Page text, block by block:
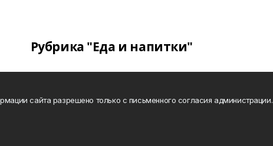
Рубрика "Еда и напитки"
сайта разрешено только с письменного согласия администрации.